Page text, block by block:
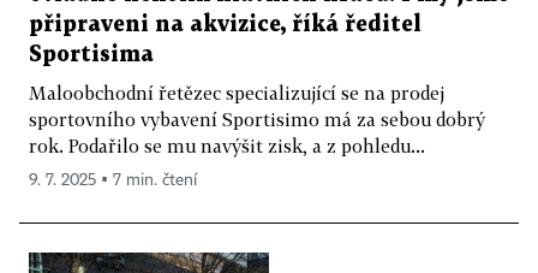
připraveni na akvizice, říká ředitel
Sportisima
Maloobchodní řetězec specializující se na prodej
sportovního vybavení Sportisimo má za sebou dobrý
rok. Podařilo se mu navýšit zisk, a z pohledu...
9. 7. 2025 ▪ 7 min. čtení